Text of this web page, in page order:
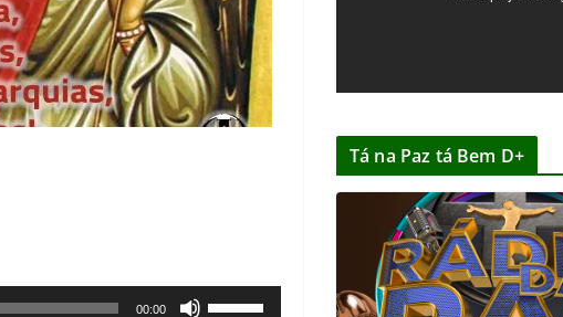
00:00
Use
Tá na Paz tá Bem D+